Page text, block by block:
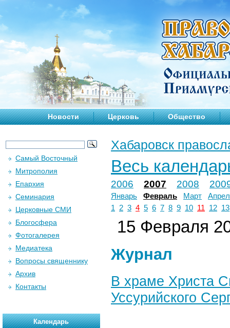
Новости Церковь Общество
Хабаровск
Весь
2006 2007 2008
Январь Февраль Март
1
2 3 4 5 6 7 8 9 10 11 12 13
15 Февраля
Журнал
В храме Христа
Уссурийского
Самый Восточный
Митрополия
Епархия
Семинария
Церковные СМИ
Блогосфера
Фотогалерея
Медиатека
Вопросы священнику
Архив
Контакты
Календарь